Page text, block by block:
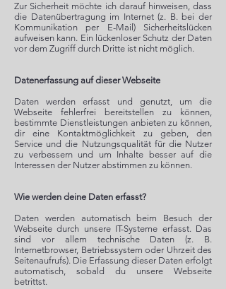
Zur Sicherheit möchte ich darauf hinweisen, dass
die Datenübertragung im Internet (z. B. bei der
Kommunikation per E-Mail) Sicherheitslücken
aufweisen kann. Ein lückenloser Schutz der Daten
vor dem Zugriff durch Dritte ist nicht möglich.
Datenerfassung auf dieser Webseite
Daten werden erfasst und genutzt, um die
Webseite fehlerfrei bereitstellen zu können,
bestimmte Dienstleistungen anbieten zu können,
dir eine Kontaktmöglichkeit zu geben, den
Service und die Nutzungsqualität für die Nutzer
zu verbessern und um Inhalte besser auf die
Interessen der Nutzer abstimmen zu können.
Wie werden deine Daten erfasst?
Daten werden automatisch beim Besuch der
Webseite durch unsere IT-Systeme erfasst. Das
sind vor allem technische Daten (z. B.
Internetbrowser, Betriebssystem oder Uhrzeit des
Seitenaufrufs). Die Erfassung dieser Daten erfolgt
automatisch, sobald du unsere Webseite
betrittst.